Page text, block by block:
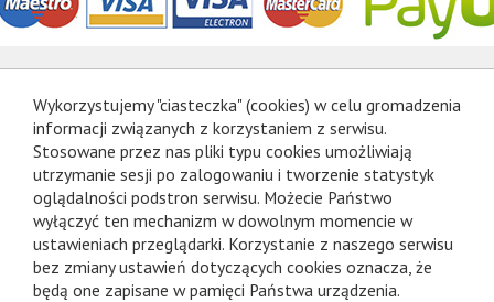
Wykorzystujemy "ciasteczka" (cookies) w celu gromadzenia
informacji związanych z korzystaniem z serwisu.
Stosowane przez nas pliki typu cookies umożliwiają
utrzymanie sesji po zalogowaniu i tworzenie statystyk
oglądalności podstron serwisu. Możecie Państwo
wyłączyć ten mechanizm w dowolnym momencie w
ustawieniach przeglądarki. Korzystanie z naszego serwisu
bez zmiany ustawień dotyczących cookies oznacza, że
będą one zapisane w pamięci Państwa urządzenia.